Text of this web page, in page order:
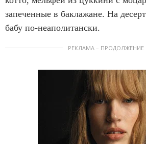
запеченные в баклажане. На
бабу по-неаполитански.
РЕКЛАМА – ПРОДОЛЖЕНИЕ